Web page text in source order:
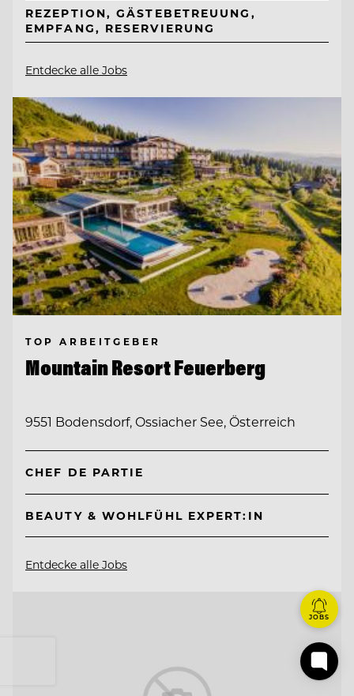
REZEPTION, GÄSTEBETREUUNG,
EMPFANG, RESERVIERUNG
Entdecke alle Jobs
TOP ARBEITGEBER
Mountain Resort Feuerberg
9551 Bodensdorf, Ossiacher See, Österreich
CHEF DE PARTIE
BEAUTY & WOHLFÜHL EXPERT:IN
Entdecke alle Jobs
JOBS